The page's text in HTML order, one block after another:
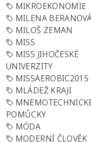
MIKROEKONOMIE
MILENA
MILOŠ ZEMAN
MISS
MISS JIHOČESKÉ
UNIVERZITY
MISSAEROBIC2015
MLÁDEŽ KRAJI
POMŮCKY
MÓDA
MODERNÍ ČLOVĚK